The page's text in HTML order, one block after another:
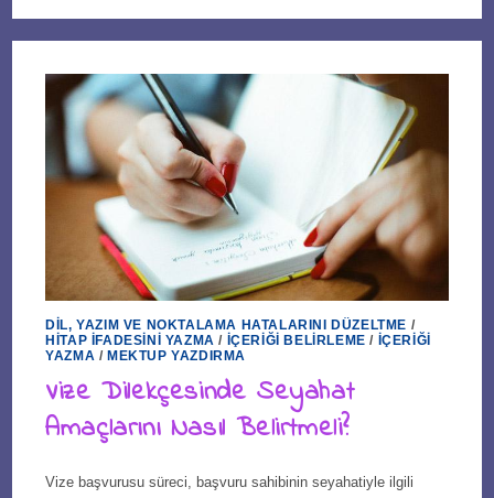
DIL, YAZIM VE NOKTALAMA HATALARINI DÜZELTME /
HITAP İFADESINI YAZMA / İÇERIĞI BELIRLEME / İÇERIĞI
YAZMA / MEKTUP YAZDIRMA
Vize Dilekçesinde Seyahat
Amaçlarını Nasıl Belirtmeli?
Vize başvurusu süreci, başvuru sahibinin seyahatiyle ilgili